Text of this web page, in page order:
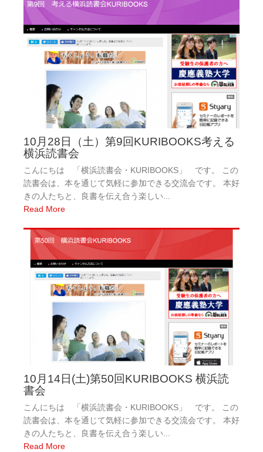
10月28日（土）第9回KURIBOOKS考える
横浜読書会
こんにちは 「横浜読書会・KURIBOOKS」 です。 この
読書会は、本を通じて気軽に参加できる交流会です。 本好
きの人たちと、良書を伝え合う楽しい...
Read More
10月14日(土)第50回KURIBOOKS 横浜読
書会
こんにちは 「横浜読書会・KURIBOOKS」 です。 この
読書会は、本を通じて気軽に参加できる交流会です。 本好
きの人たちと、良書を伝え合う楽しい...
Read More